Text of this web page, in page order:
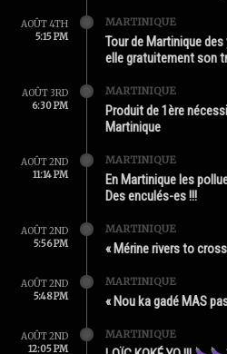
AOÛT 4TH
5:15 PM
MARTINIQUE
Tour de Martinique
elle gratuitement son
AOÛT 3RD
6:30 PM
MARTINIQUE
Produit de 1ère
Martinique
AOÛT 2ND
11:14 PM
MARTINIQUE
En Martinique les
Des enculés-es !!!
AOÛT 2ND
5:56 PM
MARTINIQUE
« Mérine rivers to
AOÛT 2ND
5:48 PM
MARTINIQUE
« Nou ka gadé MAS
AOÛT 2ND
12:05 PM
MARTINIQUE